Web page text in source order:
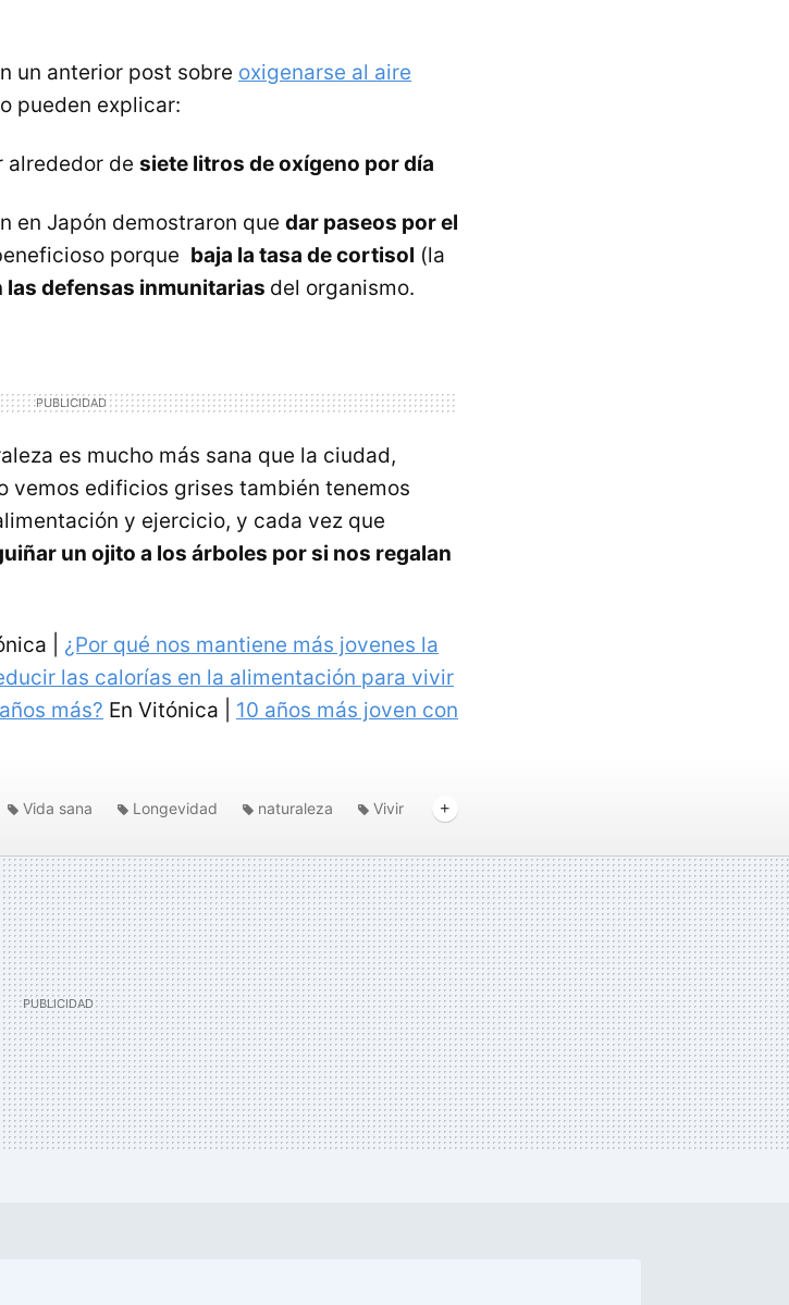
un anterior post sobre oxigenarse al aire
pueden explicar:
alrededor de siete litros de oxígeno por día
en Japón demostraron que dar paseos por el
porque baja la tasa de cortisol (la
las defensas inmunitarias del organismo.
es mucho más sana que la ciudad,
vemos edificios grises también tenemos
y ejercicio, y cada vez que
un ojito a los árboles por si nos regalan
| ¿Por qué nos mantiene más jovenes la
las calorías en la alimentación para vivir
más? En Vitónica | 10 años más joven con
Vida sana Longevidad naturaleza
Vivir